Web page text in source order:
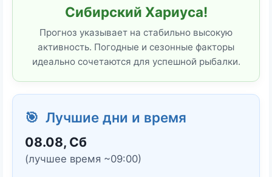
Сибирский Хариуса!
Прогноз указывает на стабильно высокую
активность. Погодные и сезонные факторы
идеально сочетаются для успешной рыбалки.
🎯 Лучшие дни и время
08.08, Сб
(лучшее время ~09:00)